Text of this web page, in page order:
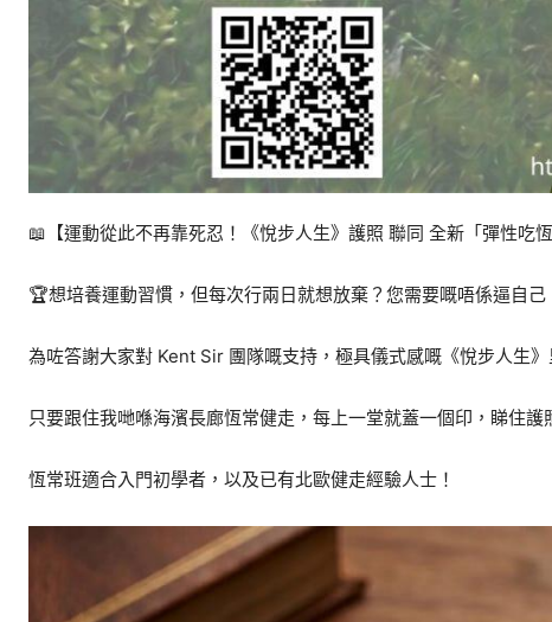
📖【運動從此不再靠死忍！《悅步人生》護照 聯同 全新「彈性吃
🏆想培養運動習慣，但每次行兩日就想放棄？您需要嘅唔係逼自己
為咗答謝大家對 Kent Sir 團隊嘅支持，極具儀式感嘅《悅步人生
只要跟住我哋喺海濱長廊恆常健走，每上一堂就蓋一個印，睇住
恆常班適合入門初學者，以及已有北歐健走經驗人士！